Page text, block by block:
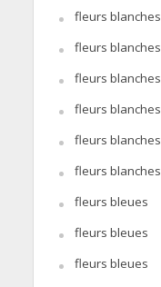
fleurs blanches
fleurs blanches
fleurs blanches
fleurs blanches
fleurs blanches
fleurs blanches
fleurs bleues
fleurs bleues
fleurs bleues